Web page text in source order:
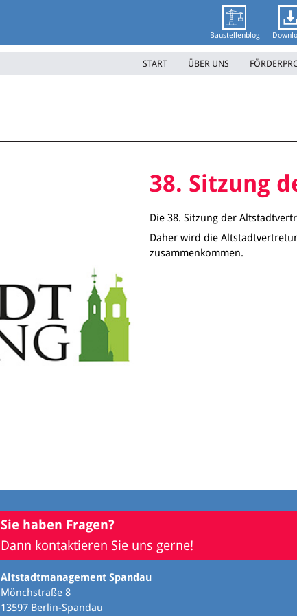
Baustellenblog
START ÜBER UNS
38. Sitzung
Die 38. Sitzung der
Daher wird die
zusammenkommen.
Sie haben Fragen?
Dann kontaktieren Sie uns gerne!
Altstadtmanagement Spandau
Mönchstraße 8
13597 Berlin-Spandau